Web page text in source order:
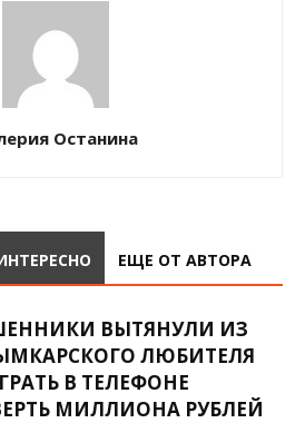
Останина
ЕЩЕ ОТ АВТОРА
ВЫТЯНУЛИ ИЗ
ЛЮБИТЕЛЯ
В ТЕЛЕФОНЕ
МИЛЛИОНА РУБЛЕЙ